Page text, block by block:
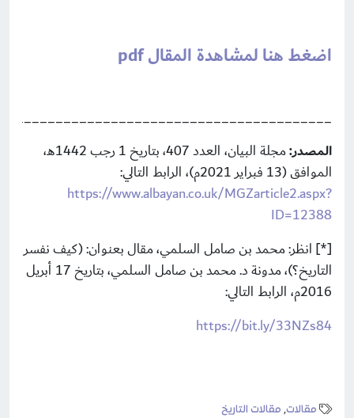
اضغط هنا لمشاهدة المقال pdf
المصدر:
مجلة البيان، العدد 407، بتاريخ 1 رجب 1442هـ،
الموافق (13 فبراير 2021م)، الرابط التالي:
https://www.albayan.co.uk/MGZarticle2.aspx?
ID=12388
[*] انظر: محمد بن صامل السلمي، مقال بعنوان: (كيف نفسر
التاريخ؟)،
مدونة د. محمد بن صامل السلمي، بتاريخ 17 أبريل
2016م، الرابط التالي:
https://bit.ly/33NZs84
مقالات, مقالات التاريخ